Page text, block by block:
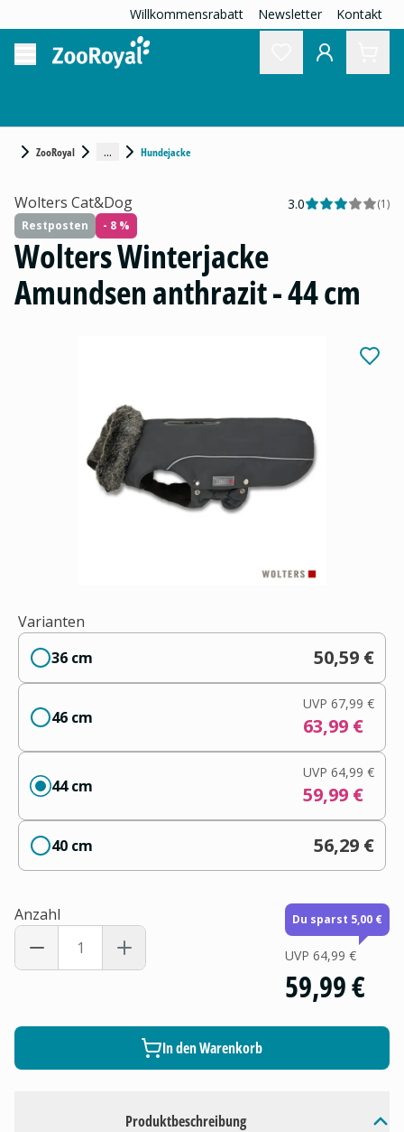
Willkommensrabatt Newsletter Kontakt
ZooRoyal ... Hundejacke
Produktbeschreibung
Wolters Cat&Dog 3.0 (1)
Restposten
- 8 %
Wolters Winterjacke
Amundsen anthrazit - 44 cm
Varianten
36 cm
50,59 €
46 cm
UVP 67,99 €
63,99 €
44 cm
UVP 64,99 €
59,99 €
40 cm 56,29 €
Anzahl Du sparst 5,00 €
UVP 64,99 €
59,99 €
In den Warenkorb